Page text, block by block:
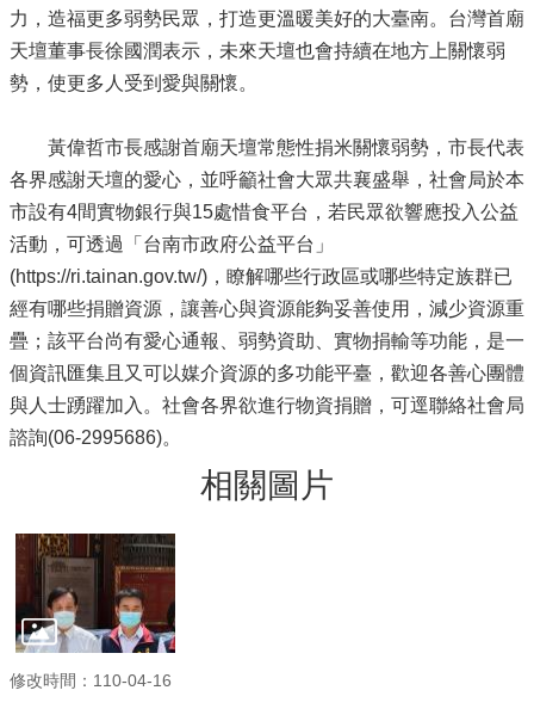
力，造福更多弱勢民眾，打造更溫暖美好的大臺南。台灣首廟
天壇董事長徐國潤表示，未來天壇也會持續在地方上關懷弱
勢，使更多人受到愛與關懷。
黃偉哲市長感謝首廟天壇常態性捐米關懷弱勢，市長代表
各界感謝天壇的愛心，並呼籲社會大眾共襄盛舉，社會局於本
市設有4間實物銀行與15處惜食平台，若民眾欲響應投入公益
活動，可透過「台南市政府公益平台」
(https://ri.tainan.gov.tw/)，瞭解哪些行政區或哪些特定族群已
經有哪些捐贈資源，讓善心與資源能夠妥善使用，減少資源重
疊；該平台尚有愛心通報、弱勢資助、實物捐輸等功能，是一
個資訊匯集且又可以媒介資源的多功能平臺，歡迎各善心團體
與人士踴躍加入。社會各界欲進行物資捐贈，可逕聯絡社會局
諮詢(06-2995686)。
相關圖片
修改時間：110-04-16